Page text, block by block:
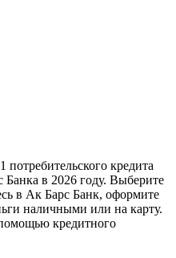
потребительского кредита
в 2026 году. Выберите
в Ак Барс Банк, оформите
наличными или на карту.
кредитного